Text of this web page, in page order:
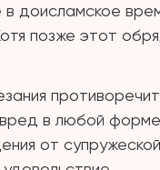
доисламское
позже этот
в любой
от